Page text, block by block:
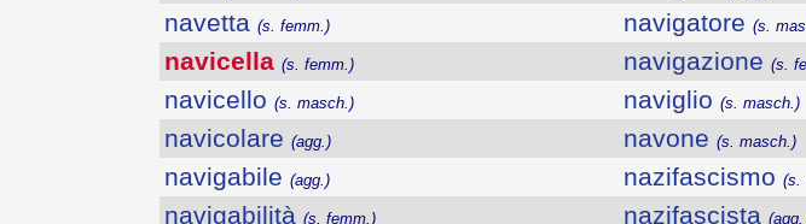
navetta (s. femm.)
navicella (s. femm.)
navicello (s. masch.)
navicolare (agg.)
navigabile (agg.)
navigabilità (s. femm.)
navigatore (s.
navigazione (s.
naviglio (s. masch.)
navone (s. masch.)
nazifascismo (s.
nazifascista